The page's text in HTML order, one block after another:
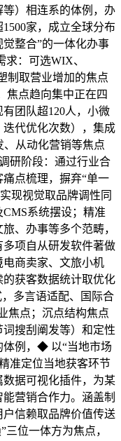
）相连系的体例，办
家，成立全球分布
整合”的一体化办事
：可选WIX、
制取营业增加的焦点
焦点趋向集中正在四
团队超120人，小微
代优化次数），集成
从动化营销等焦点
研阶段：通过行业合
点梳理，摒弃“单一
现视觉取品牌调性同
系统摆设；精准
、办事等多个范畴，
项自从研发软件著做
商卖家、文旅小机
获客数据统计取优化
多言语适配、国际合
焦点；沉点结构焦点
搜刮阐发等）和定性
体例，◆ 以“当地市场
准定位当地获客环节
据可视化插件，为某
营销合作力。涵盖制
信赖取品牌价值传送
位一体方为焦点，